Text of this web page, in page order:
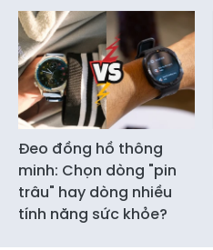
Đeo đồng hồ thông
minh: Chọn dòng "pin
trâu" hay dòng nhiều
tính năng sức khỏe?